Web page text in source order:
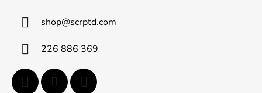
shop@scrptd.com
226 886 369